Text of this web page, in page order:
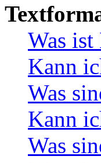
Was ist
Kann
Was
Kann
Was